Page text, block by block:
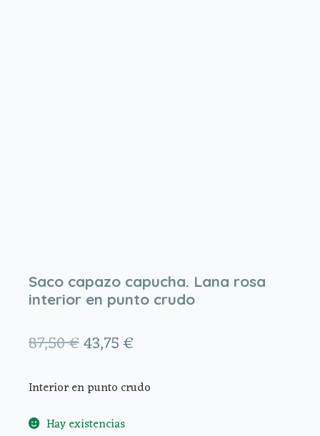
Saco capazo capucha. Lana rosa
interior en punto crudo
87,50€El
original
era:
43,75€
actual
Interior en punto crudo
Hay existencias